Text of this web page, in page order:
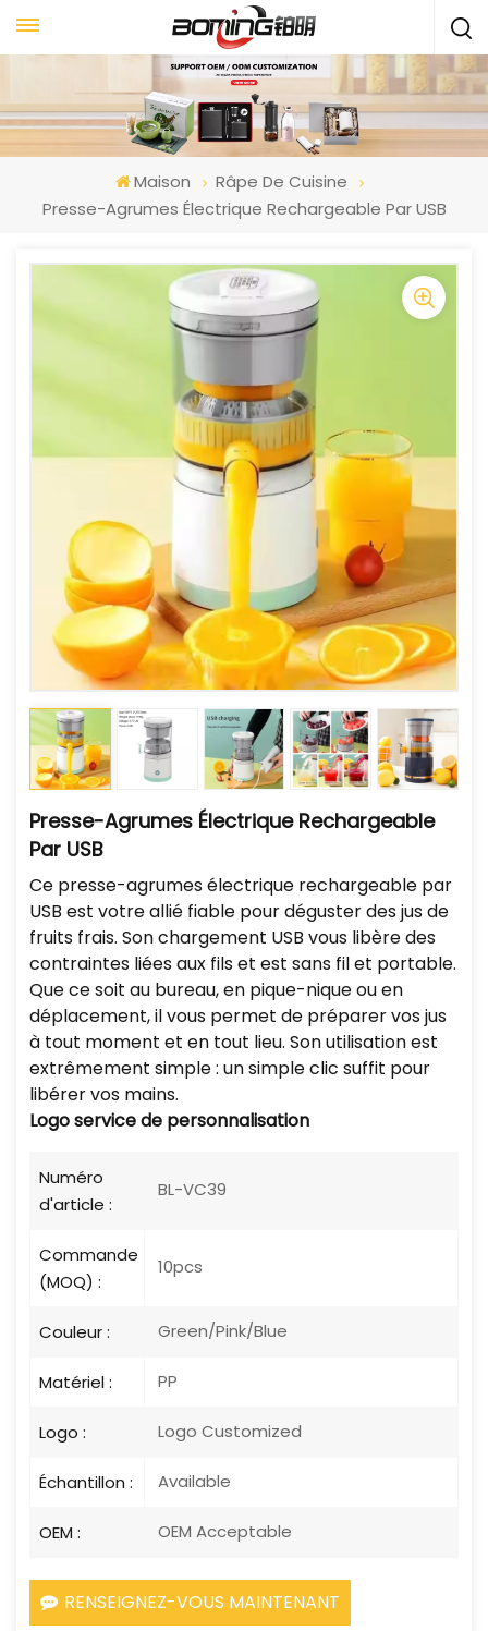
Maison
Râpe De Cuisine
Presse-Agrumes Électrique Rechargeable Par USB
Presse-Agrumes Électrique Rechargeable
Par USB
Ce presse-agrumes électrique rechargeable par
USB est votre allié fiable pour déguster des jus de
fruits frais. Son chargement USB vous libère des
contraintes liées aux fils et est sans fil et portable.
Que ce soit au bureau, en pique-nique ou en
déplacement, il vous permet de préparer vos jus
à tout moment et en tout lieu. Son utilisation est
extrêmement simple : un simple clic suffit pour
libérer vos mains.
Logoservice de personnalisation
Numéro
d'article :
BL-VC39
Commande
(MOQ) :
10pcs
Couleur : Green/Pink/Blue
Matériel : PP
Logo : Logo Customized
Échantillon : Available
OEM : OEM Acceptable
RENSEIGNEZ-VOUS MAINTENANT